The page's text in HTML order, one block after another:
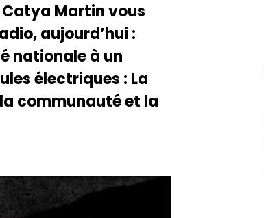
Martin vous
aujourd’hui :
nationale à un
électriques : La
communauté et la